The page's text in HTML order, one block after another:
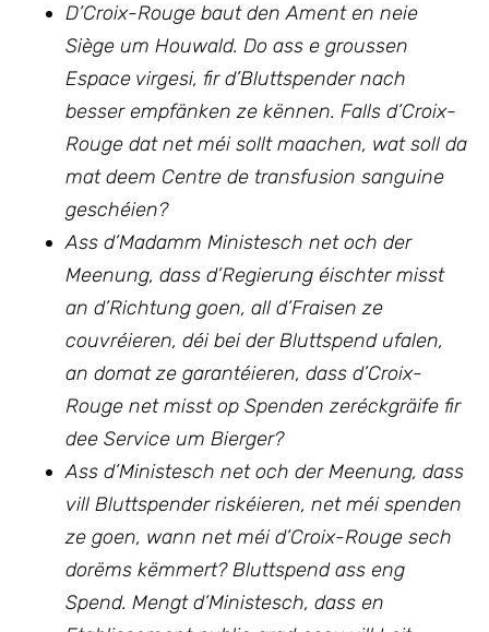
D’Croix-Rouge baut den Ament en neie
Siège um Houwald. Do ass e groussen
Espace virgesi, fir d’Bluttspender nach
besser empfänken ze kënnen. Falls d’Croix-
Rouge dat net méi sollt maachen, wat soll da
mat deem Centre de transfusion sanguine
geschéien?
Ass d’Madamm Ministesch net och der
Meenung, dass d’Regierung éischter misst
an d’Richtung goen, all d’Fraisen ze
couvréieren, déi bei der Bluttspend ufalen,
an domat ze garantéieren, dass d’Croix-
Rouge net misst op Spenden zeréckgräife fir
dee Service um Bierger?
Ass d’Ministesch net och der Meenung, dass
vill Bluttspender riskéieren, net méi spenden
ze goen, wann net méi d’Croix-Rouge sech
dorëms këmmert? Bluttspend ass eng
Spend. Mengt d’Ministesch, dass en